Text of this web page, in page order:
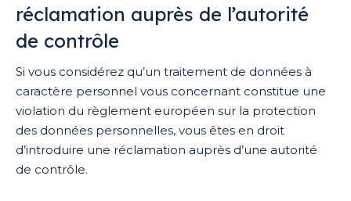
réclamation auprès de l’autorité
de contrôle
Si vous considérez qu’un traitement de données à
caractère personnel vous concernant constitue une
violation du règlement européen sur la protection
des données personnelles, vous êtes en droit
d’introduire une réclamation auprès d’une autorité
de contrôle.